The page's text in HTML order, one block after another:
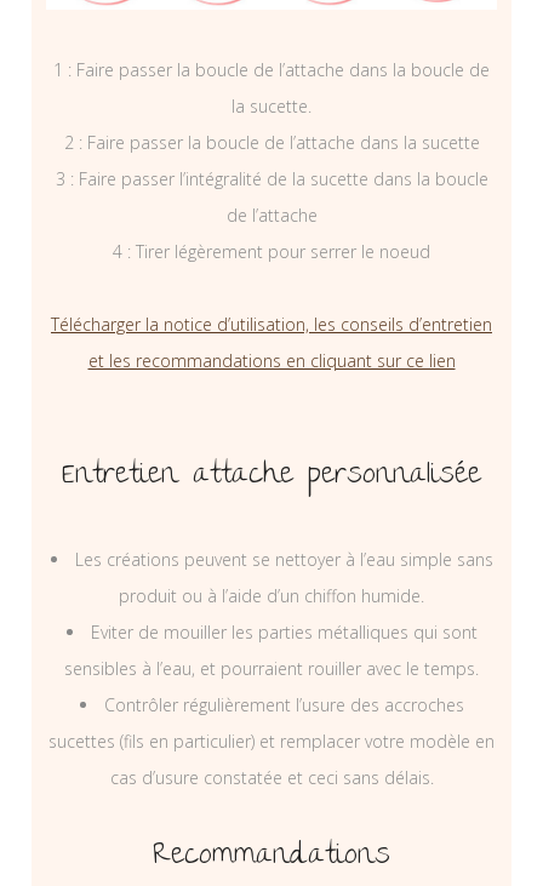
1 : Faire passer la boucle de l’attache dans la boucle de
la sucette.
2 : Faire passer la boucle de l’attache dans la sucette
3 : Faire passer l’intégralité de la sucette dans la boucle
de l’attache
4 : Tirer légèrement pour serrer le noeud
Télécharger la notice d’utilisation, les conseils d’entretien
et les recommandations en cliquant sur ce lien
Entretien attache personnalisée
Les créations peuvent se nettoyer à l’eau simple sans
produit ou à l’aide d’un chiffon humide.
Eviter de mouiller les parties métalliques qui sont
sensibles à l’eau, et pourraient rouiller avec le temps.
Contrôler régulièrement l’usure des accroches
sucettes (fils en particulier) et remplacer votre modèle en
cas d’usure constatée et ceci sans délais.
Recommandations